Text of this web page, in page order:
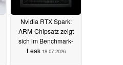
Nvidia RTX Spark:
ARM-Chipsatz zeigt
sich im Benchmark-
Leak 18.07.2026